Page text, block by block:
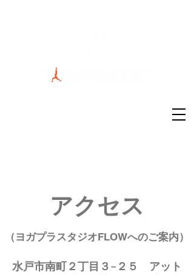
アクセス
（ヨガプラスタジオFLOWへのご案内）
水戸市南町２丁目３−２５ アット